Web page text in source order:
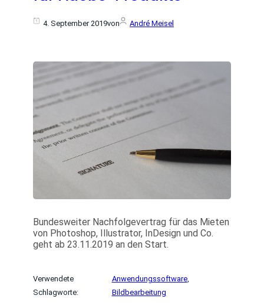
4. September 2019von André Meisel
Bundesweiter Nachfolgevertrag für das Mieten
von Photoshop, Illustrator, InDesign und Co.
geht ab 23.11.2019 an den Start.
Verwendete
Schlagworte:
Anwendungssoftware
Bildbearbeitung